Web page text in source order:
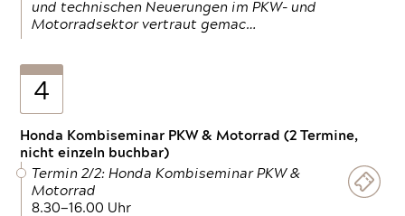
und technischen Neuerungen im PKW- und
Motorradsektor vertraut gemac…
4
Honda Kombiseminar PKW & Motorrad (2 Termine,
nicht einzeln buchbar)
Termin 2/2: Honda Kombiseminar PKW &
Motorrad
8.30—16.00 Uhr